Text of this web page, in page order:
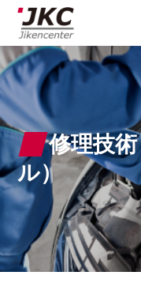
修理技
ル）